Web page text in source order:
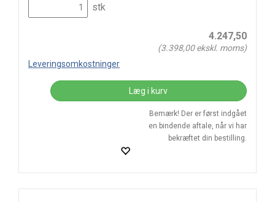
stk
4.247,50
(3.398,00ekskl. moms)
Leveringsomkostninger
Læg i kurv
Bemærk! Der er først indgået
en bindende aftale, når vi har
bekræftet din bestilling.